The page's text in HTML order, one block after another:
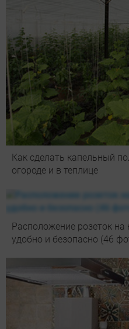
Как сделать капельный
огороде и в теплице
Расположение розеток на
удобно и безопасно (46